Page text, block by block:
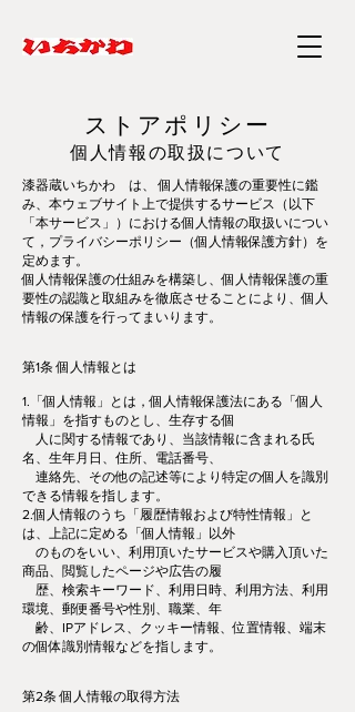
ストアポリシー
個人情報の取扱について
漆器蔵いちかわ は、 個人情報保護の重要性に鑑
み、本ウェブサイト上で提供するサービス（以下
「本サービス」）における個人情報の取扱いについ
て，プライバシーポリシー（個人情報保護方針）を
定めます。
個人情報保護の仕組みを構築し、個人情報保護の重
要性の認識と取組みを徹底させることにより、個人
情報の保護を行ってまいります。
第1条 個人情報とは
1.「個人情報」とは，個人情報保護法にある「個人
情報」を指すものとし、生存する個
人に関する情報であり、当該情報に含まれる氏
名、生年月日、住所、電話番号、
連絡先、その他の記述等により特定の個人を識別
できる情報を指します。
2.個人情報のうち「履歴情報および特性情報」と
は、上記に定める「個人情報」以外
のものをいい、利用頂いたサービスや購入頂いた
商品、閲覧したページや広告の履
歴、検索キーワード、利用日時、利用方法、利用
環境、郵便番号や性別、職業、年
齢、IPアドレス、クッキー情報、位置情報、端末
の個体識別情報などを指します。
第2条 個人情報の取得方法